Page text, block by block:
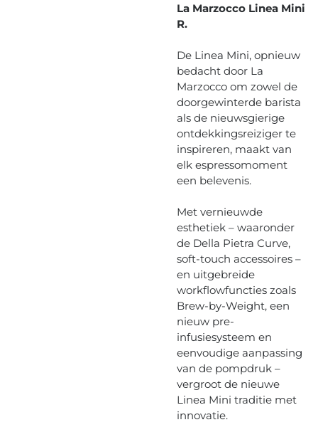
La Marzocco Linea Mini
R.
De Linea Mini, opnieuw
bedacht door La
Marzocco om zowel de
doorgewinterde barista
als de nieuwsgierige
ontdekkingsreiziger te
inspireren, maakt van
elk espressomoment
een belevenis.
Met vernieuwde
esthetiek – waaronder
de Della Pietra Curve,
soft-touch accessoires –
en uitgebreide
workflowfuncties zoals
Brew-by-Weight, een
nieuw pre-
infusiesysteem en
eenvoudige aanpassing
van de pompdruk –
vergroot de nieuwe
Linea Mini traditie met
innovatie.